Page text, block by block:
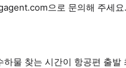
으로 문의해 주세요.
물 찾는 시간이 항공편 출